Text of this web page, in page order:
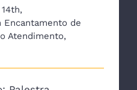
Encantamento de
Atendimento,